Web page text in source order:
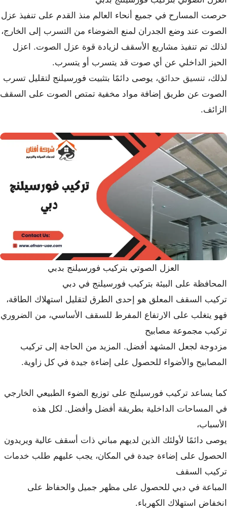
حرصت المسارح في جميع أنحاء العالم منذ القدم على تنفيذ عزل
الصوت عند وضع الجدران لمنع الضوضاء من التسرب إلى الخارج،
لذلك تم تنفيذ مشاريع الأسقف لزيادة قوة عزل الصوت. اعزل
الحيز الداخلي عن أي صوت قد يتسرب أو يتسرب.
لذلك، تنسيق حدائق، يوصى دائمًا بتثبيت فورسيلنج لتقليل تسرب
الصوت عن طريق إضافة مواد مخفية تمتص الصوت على السقف
الزائف.
العزل الصوتي بتركيب فورسيلنج بدبي
المحافظة على البيئة بتركيب فورسيلنج في دبي
تركيب السقف المعلق هو إحدى الطرق لتقليل استهلاك الطاقة،
فهو يتغلب على الارتفاع المفرط للسقف الأساسي، من الضروري
تركيب مجموعة مصابيح
مزدوجة لجعل المشهد أفضل. المزيد من الحاجة إلى تركيب
المصابيح والأضواء للحصول على إضاءة جيدة في كل زاوية.
كما يساعد تركيب فورسيلنج على توزيع الضوء الطبيعي الخارجي
في المساحات الداخلية بطريقة أفضل وأفضل. لكل هذه
الأسباب،
يوصى دائمًا لأولئك الذين لديهم مباني ذات أسقف عالية ويريدون
الحصول على إضاءة جيدة في المكان، يجب عليهم طلب خدمات
تركيب السقف
المباعة في دبي للحصول على مظهر جميل والحفاظ على
انخفاض استهلاك الكهرباء.